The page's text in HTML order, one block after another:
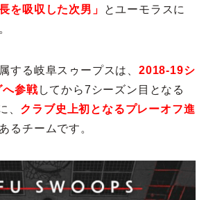
を吸収した次男」
とユーモラスに
する岐阜スゥープスは、2018-19シ
へ参戦してから7シーズン目となる
、 クラブ史上初となるプレーオフ進
るチームです。